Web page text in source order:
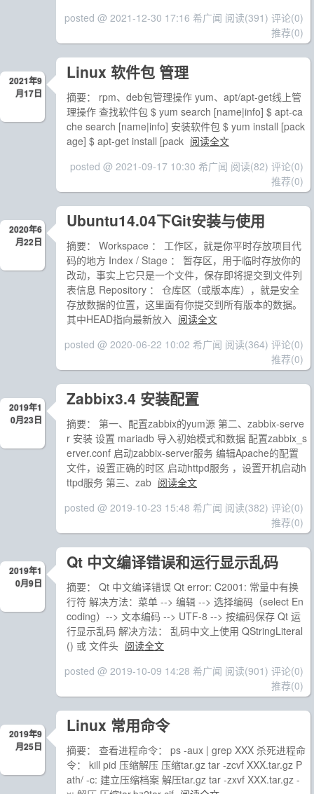
posted @ 2021-12-30 17:16 希广闻 阅读(391) 评论(0)
推荐(0)
2021年9
月17日
Linux 软件包 管理
摘要： rpm、deb包管理操作 yum、apt/apt-get线上管
理操作 查找软件包 $ yum search [name|info] $ apt-ca
che search [name|info] 安装软件包 $ yum install [pack
age] $ apt-get install [pack 阅读全文
posted @ 2021-09-17 10:30 希广闻 阅读(82) 评论(0)
推荐(0)
2020年6
月22日
Ubuntu14.04下Git安装与使用
摘要： Workspace ： 工作区，就是你平时存放项目代
码的地方 Index / Stage ： 暂存区，用于临时存放你的
改动，事实上它只是一个文件，保存即将提交到文件列
表信息 Repository ： 仓库区（或版本库），就是安全
存放数据的位置，这里面有你提交到所有版本的数据。
其中HEAD指向最新放入 阅读全文
posted @ 2020-06-22 10:02 希广闻 阅读(364) 评论(0)
推荐(0)
2019年1
0月23日
Zabbix3.4 安装配置
摘要： 第一、配置zabbix的yum源 第二、zabbix-serve
r 安装 设置 mariadb 导入初始模式和数据 配置zabbix_s
erver.conf 启动zabbix-server服务 编辑Apache的配置
文件，设置正确的时区 启动httpd服务 ，设置开机启动h
ttpd服务 第三、zab 阅读全文
posted @ 2019-10-23 15:48 希广闻 阅读(382) 评论(0)
推荐(0)
2019年1
0月9日
Qt 中文编译错误和运行显示乱码
摘要： Qt 中文编译错误 Qt error: C2001: 常量中有换
行符 解决方法：菜单 --> 编辑 --> 选择编码（select En
coding）--> 文本编码 --> UTF-8 --> 按编码保存 Qt 运
行显示乱码 解决方法： 乱码中文上使用 QStringLiteral
() 或 文件头 阅读全文
posted @ 2019-10-09 14:28 希广闻 阅读(901) 评论(0)
推荐(0)
2019年9
月25日
Linux 常用命令
摘要： 查看进程命令： ps -aux | grep XXX 杀死进程命
令： kill pid 压缩解压 压缩tar.gz tar -zcvf XXX.tar.gz P
ath/ -c: 建立压缩档案 解压tar.gz tar -zxvf XXX.tar.gz -